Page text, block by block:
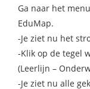
Ga naar het
EduMap.
-Je ziet nu het
-Klik op de tegel
(Leerlijn –
-Je ziet nu alle